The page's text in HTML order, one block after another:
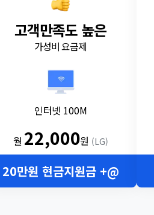
고객만족도 높은
가성비 요금제
인터넷 100M
월 22,000원 (LG)
20만원 현금지원금 +@